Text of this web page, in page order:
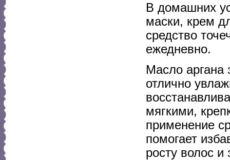
В домашних
маски, крем
средство
ежедневно.
Масло аргана
отлично
мягкими,
применение
помогает
росту волос